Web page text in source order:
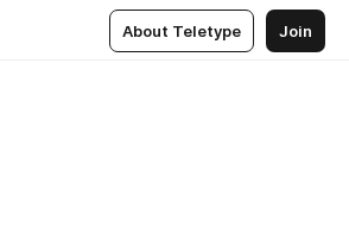
About Teletype Join